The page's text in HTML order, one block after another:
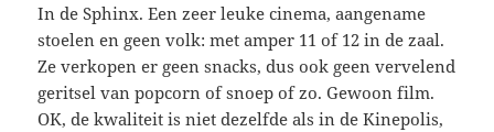
In de Sphinx. Een zeer leuke cinema, aangename
stoelen en geen volk: met amper 11 of 12 in de zaal.
Ze verkopen er geen snacks, dus ook geen vervelend
geritsel van popcorn of snoep of zo. Gewoon film.
OK, de kwaliteit is niet dezelfde als in de Kinepolis,